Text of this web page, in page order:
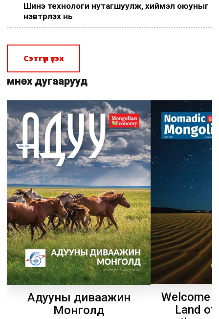
Шинэ технологи нутагшуулж, хиймэл оюуныг
нэвтрүүлэх нь
Сэтгүүл үзэх
Өмнөх дугаарууд
Адууны диваажин
Монголд
Welcome
Land of